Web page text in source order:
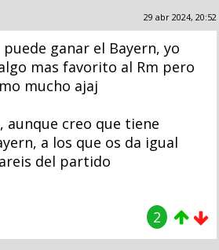
29 abr 2024, 20:52
ganar el Bayern, yo
mas favorito al Rm pero
mucho ajaj
aunque creo que tiene
a los que os da igual
del partido
2